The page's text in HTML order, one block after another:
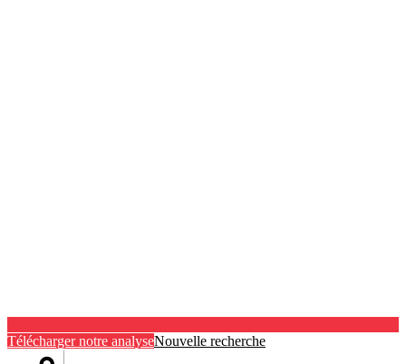
Télécharger notre analyseNouvelle recherche